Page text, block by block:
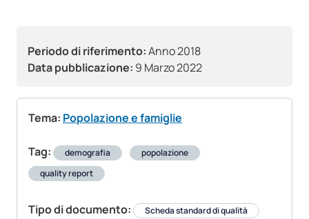
Periodo di riferimento:Anno 2018
Data pubblicazione: 9 Marzo 2022
Tema: Popolazione e famiglie
Tag: demografia
popolazione
quality report
Tipo di documento: Scheda standard di qualità